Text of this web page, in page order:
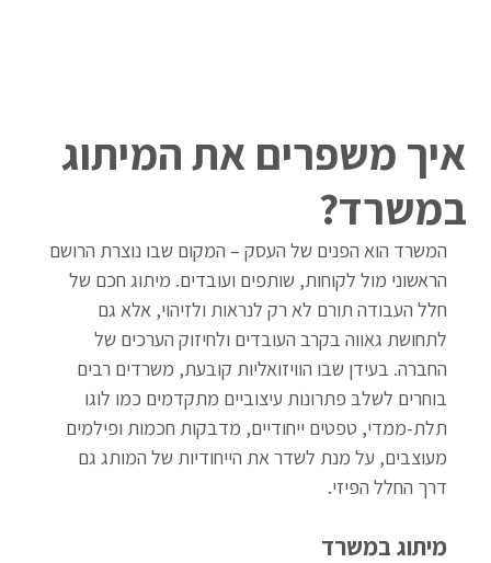
איך משפרים את המיתוג
במשרד?
המשרד הוא הפנים של העסק – המקום שבו נוצרת הרושם
הראשוני מול לקוחות, שותפים ועובדים. מיתוג חכם של
חלל העבודה תורם לא רק לנראות ולזיהוי, אלא גם
לתחושת גאווה בקרב העובדים ולחיזוק הערכים של
החברה. בעידן שבו הוויזואליות קובעת, משרדים רבים
בוחרים לשלב פתרונות עיצוביים מתקדמים כמו לוגו
תלת-ממדי, טפטים ייחודיים, מדבקות חכמות ופילמים
מעוצבים, על מנת לשדר את הייחודיות של המותג גם
דרך החלל הפיזי.
מיתוג במשרד